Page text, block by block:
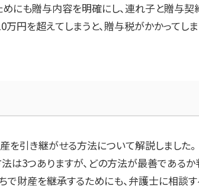
にも贈与内容を明確にし、連れ子と贈与契
万円を超えてしまうと、贈与税がかかってしま
引き継がせる方法について解説しました。
は3つありますが、どの方法が最善である
で財産を継承するためにも、弁護士に相談す